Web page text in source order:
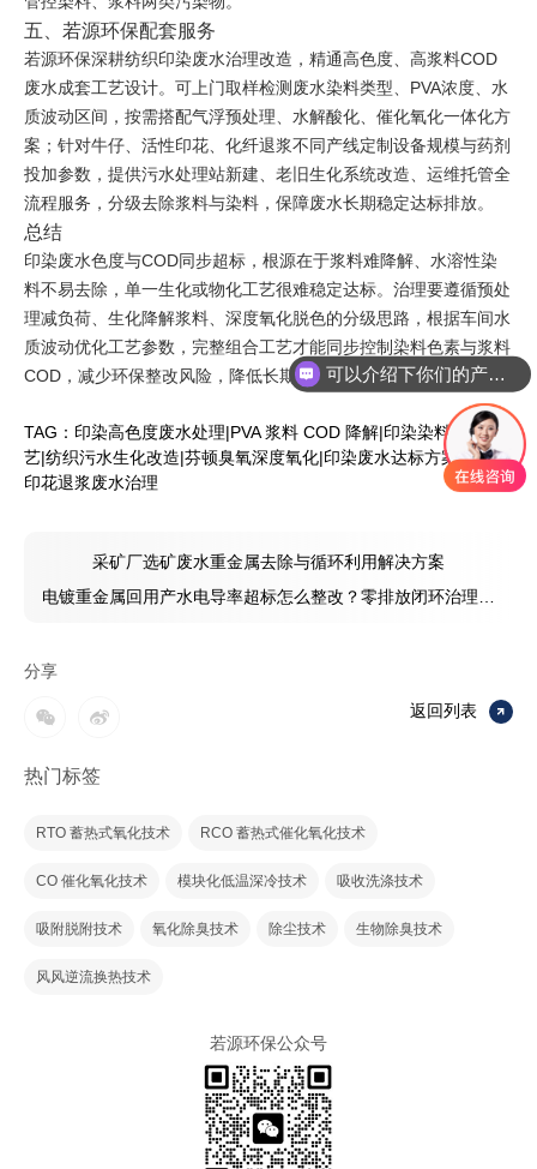
分享
返回列表
热门标签
RTO 蓄热式氧化技术 RCO 蓄热式催化氧化技术
CO 催化氧化技术 模块化低温深冷技术 吸收洗涤技术
吸附脱附技术 氧化除臭技术 除尘技术 生物除臭技术
风风逆流换热技术
若源环保公众号
五、若源环保配套服务
若源环保深耕纺织印染废水治理改造，精通高色度、高浆料COD
废水成套工艺设计。可上门取样检测废水染料类型、PVA浓度、水
质波动区间，按需搭配气浮预处理、水解酸化、催化氧化一体化方
案；针对牛仔、活性印花、化纤退浆不同产线定制设备规模与药剂
投加参数，提供污水处理站新建、老旧生化系统改造、运维托管全
流程服务，分级去除浆料与染料，保障废水长期稳定达标排放。
总结
印染废水色度与COD同步超标，根源在于浆料难降解、水溶性染
料不易去除，单一生化或物化工艺很难稳定达标。治理要遵循预处
理减负荷、生化降解浆料、深度氧化脱色的分级思路，根据车间水
质波动优化工艺参数，完整组合工艺才能同步控制染料色素与浆料
COD，减少环保整改风险，降低长期运维加药成本。
TAG： 印染高色度废水处理|PVA 浆料 COD 降解|印染染料脱色工
艺|纺织污水生化改造|芬顿臭氧深度氧化|印染废水达标方案
印花退浆废水治理
采矿厂选矿废水重金属去除与循环利用解决方案
电镀重金属回用产水电导率超标怎么整改？零排放闭环治理落
可以介绍下你们的产品么